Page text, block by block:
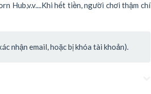
Hub,v.v....Khi hết tiền, người chơi thậm chí
nhận email, hoặc bị khóa tài khoản).